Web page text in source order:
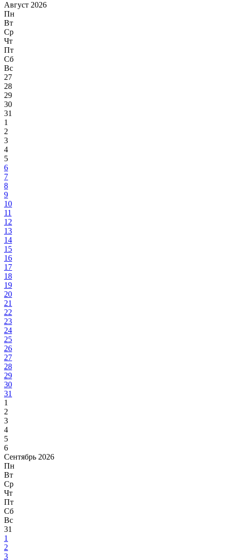
Август 2026
Пн
Вт
Ср
Чт
Пт
Сб
Вс
27
28
29
30
31
1
2
3
4
5
6
7
8
9
10
11
12
13
14
15
16
17
18
19
20
21
22
23
24
25
26
27
28
29
30
31
1
2
3
4
5
6
Сентябрь 2026
Пн
Вт
Ср
Чт
Пт
Сб
Вс
31
1
2
3